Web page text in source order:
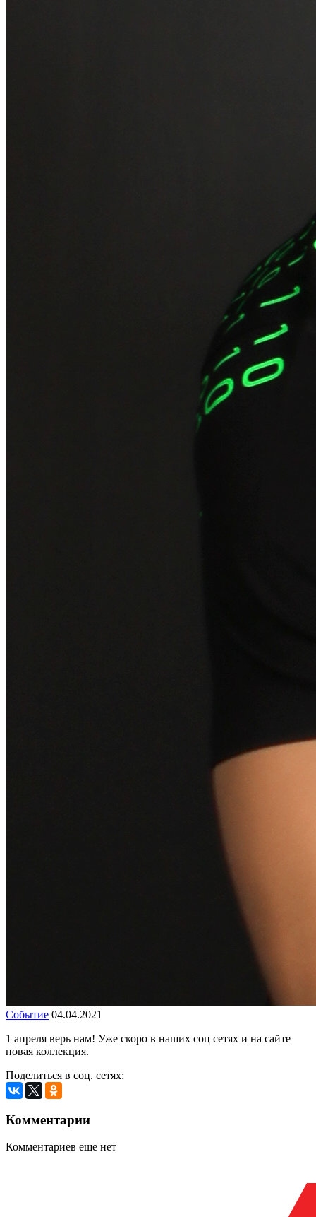
Событие 04.04.2021
1 апреля верь нам! Уже скоро в наших соц сетях и на сайте
новая коллекция.
Поделиться в соц. сетях:
Комментарии
Комментариев еще нет